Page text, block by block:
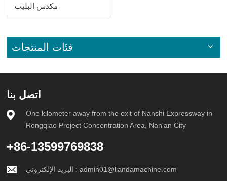
مكدس البليت
فئات المنتجات
اتصل بنا
One kilometer away from the exit of Nanshi Expressway in
Rongqiao Project Concentration Area, Nan'an City
+86-13599769838
البريد الإلكتروني :admin01@liandamachine.com